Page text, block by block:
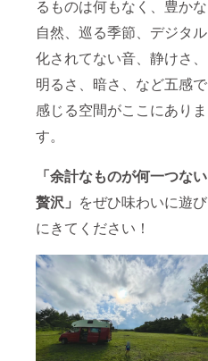
るものは何もなく、豊かな
自然、巡る季節、デジタル
化されてない音、静けさ、
明るさ、暗さ、など五感で
感じる空間がここにありま
す。
「余計なものが何一つない
贅沢」 をぜひ味わいに遊び
にきてください！